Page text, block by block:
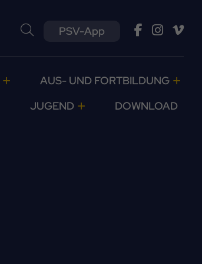
PSV-App
AUS- UND FORTBILDUNG
JUGEND DOWNLOAD